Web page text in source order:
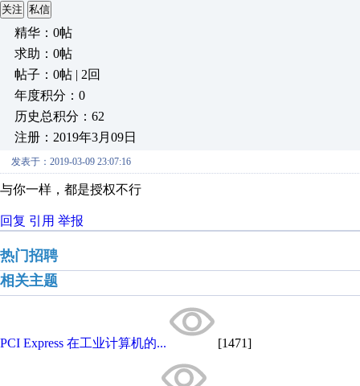
关注 私信
精华：0帖
求助：0帖
帖子：0帖 | 2回
年度积分：0
历史总积分：62
注册：2019年3月09日
发表于：2019-03-09 23:07:16
与你一样，都是授权不行
回复 引用 举报
热门招聘
相关主题
PCI Express 在工业计算机的... [1471]